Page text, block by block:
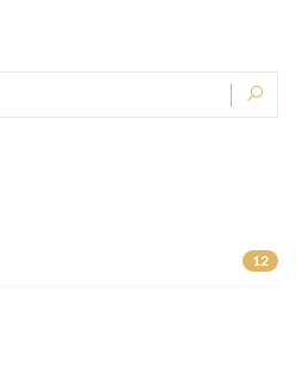
12